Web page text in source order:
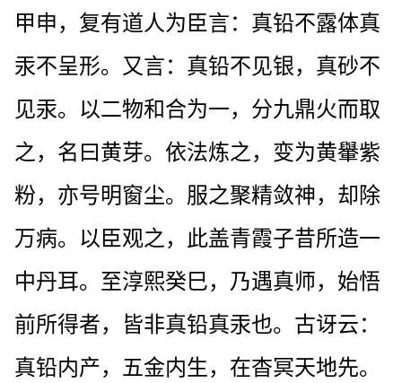
甲申，复有道人为臣言：真铅不露体真
汞不呈形。又言：真铅不见银，真砂不
见汞。以二物和合为一，分九鼎火而取
之，名曰黄芽。依法炼之，变为黄轝紫
粉，亦号明窗尘。服之聚精敛神，却除
万病。以臣观之，此盖青霞子昔所造一
中丹耳。至淳熙癸巳，乃遇真师，始悟
前所得者，皆非真铅真汞也。古讶云：
真铅内产，五金内生，在杳冥天地先。